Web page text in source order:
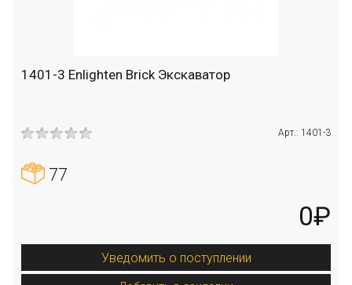
1401-3 Enlighten Brick Экскаватор
Арт.: 1401-3
77
0₽
Уведомить о поступлении